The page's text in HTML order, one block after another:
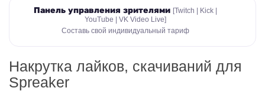
Панель управления зрителями [Twitch | Kick |
YouTube | VK Video Live]
Составь свой индивидуальный тариф
Накрутка лайков, скачиваний для
Spreaker